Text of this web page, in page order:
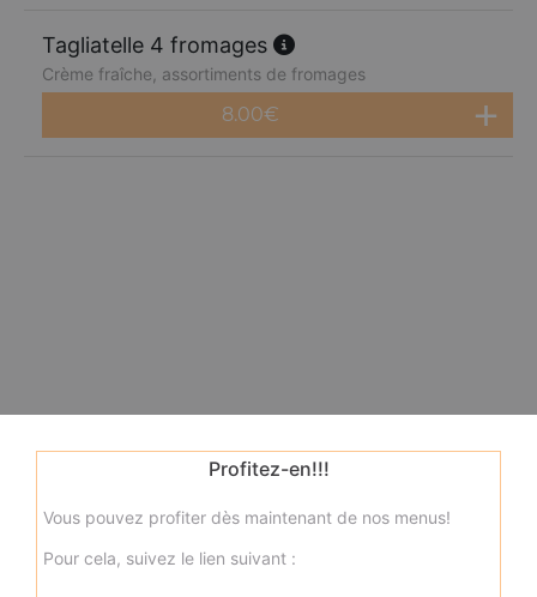
Tagliatelle 4 fromages
Crème fraîche, assortiments de fromages
8.00€
Profitez-en!!!
Vous pouvez profiter dès maintenant de nos menus!
Pour cela, suivez le lien suivant :